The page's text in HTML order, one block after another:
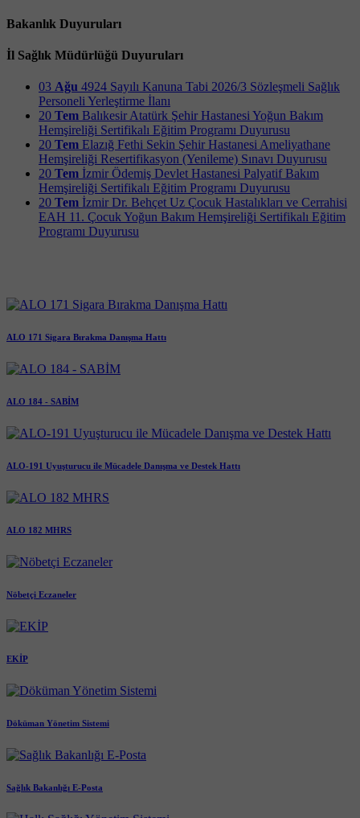
Bakanlık Duyuruları
İl Sağlık Müdürlüğü Duyuruları
03 Ağu 4924 Sayılı Kanuna Tabi 2026/3 Sözleşmeli Sağlık
Personeli Yerleştirme İlanı
20 Tem Balıkesir Atatürk Şehir Hastanesi Yoğun Bakım
Hemşireliği Sertifikalı Eğitim Programı Duyurusu
20 Tem Elazığ Fethi Sekin Şehir Hastanesi Ameliyathane
Hemşireliği Resertifikasyon (Yenileme) Sınavı Duyurusu
20 Tem İzmir Ödemiş Devlet Hastanesi Palyatif Bakım
Hemşireliği Sertifikalı Eğitim Programı Duyurusu
20 Tem İzmir Dr. Behçet Uz Çocuk Hastalıkları ve Cerrahisi
EAH 11. Çocuk Yoğun Bakım Hemşireliği Sertifikalı Eğitim
Programı Duyurusu
ALO 171 Sigara Bırakma Danışma Hattı
ALO 184 - SABİM
ALO-191 Uyuşturucu ile Mücadele Danışma ve Destek Hattı
ALO 182 MHRS
Nöbetçi Eczaneler
EKİP
Döküman Yönetim Sistemi
Sağlık Bakanlığı E-Posta